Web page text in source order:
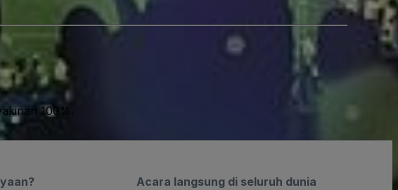
100%.
Acara langsung di seluruh dunia